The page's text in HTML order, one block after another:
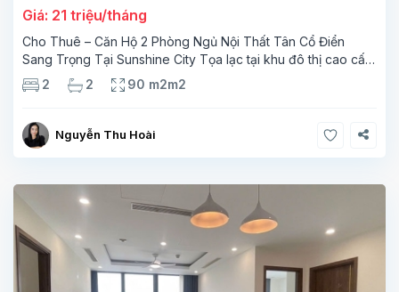
Giá: 21 triệu/tháng
Cho Thuê – Căn Hộ 2 Phòng Ngủ Nội Thất Tân Cổ Điển
Sang Trọng Tại Sunshine City Tọa lạc tại khu đô thị cao cấp
Sunshine City thuộc Ciputra Hà Nội, căn hộ được thiết kế tinh
tế với tổng
2 2 90 m2m2
Nguyễn Thu Hoài